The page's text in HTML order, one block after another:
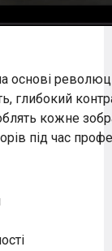
основі
глибокий
кожне
під час